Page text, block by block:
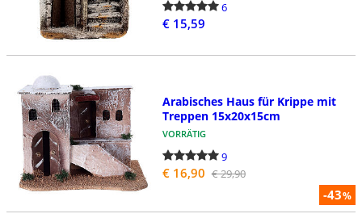
6
€ 15,59
-43%
Arabisches Haus für Krippe mit
Treppen 15x20x15cm
VORRÄTIG
9
€ 16,90 € 29,90